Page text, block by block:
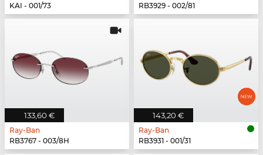
KAI - 001/73
RB3929 - 002/81
133,60 €
Ray-Ban
RB3767 - 003/8H
143,20 €
Ray-Ban
RB3931 - 001/31